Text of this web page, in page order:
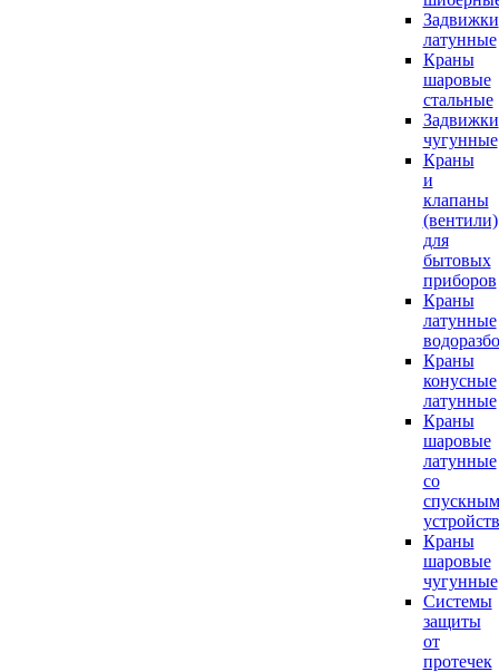
Задвижки
латунные
Краны
шаровые
стальные
Задвижки
чугунные
Краны
и
клапаны
(вентили)
для
бытовых
приборов
Краны
латунные
Краны
конусные
латунные
Краны
шаровые
латунные
со
спускным
Краны
шаровые
чугунные
Системы
защиты
от
протечек